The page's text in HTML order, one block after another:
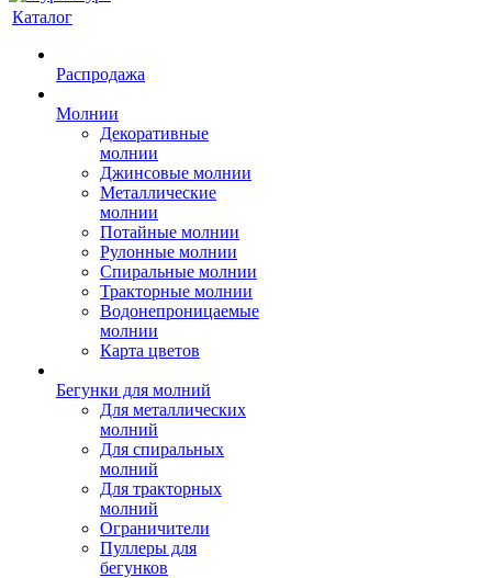
Каталог
Распродажа
Молнии
Декоративные
молнии
Джинсовые молнии
Металлические
молнии
Потайные молнии
Рулонные молнии
Спиральные молнии
Тракторные молнии
Водонепроницаемые
молнии
Карта цветов
Бегунки для молний
Для металлических
молний
Для спиральных
молний
Для тракторных
молний
Ограничители
Пуллеры для
бегунков